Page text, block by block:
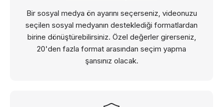
Bir sosyal medya ön ayarını seçerseniz, videonuzu
seçilen sosyal medyanın desteklediği formatlardan
birine dönüştürebilirsiniz. Özel değerler girerseniz,
20'den fazla format arasından seçim yapma
şansınız olacak.